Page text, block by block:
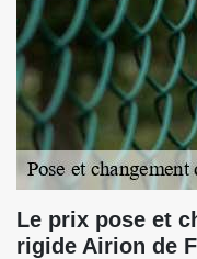
Le prix pose et
rigide Airion de